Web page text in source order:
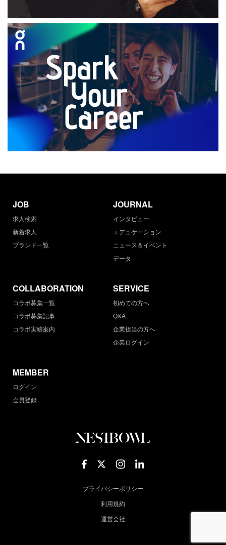
JOB
求人検索
新着求人
ブランド一覧
JOURNAL
インタビュー
エデュケーション
ニュース＆イベント
データ
COLLABORATION
コラボ募集一覧
コラボ募集記事
コラボ実績案内
SERVICE
初めての方へ
Q&A
企業担当の方へ
企業ログイン
MEMBER
ログイン
会員登録
プライバシーポリシー
利用規約
運営会社